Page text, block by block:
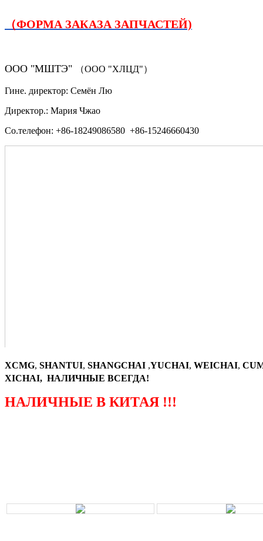
（ФОРМА ЗАКАЗА ЗАПЧАСТЕЙ)
ООО "МШТЭ" （ООО "ХЛЦД"）
Гине. директор: Семён Лю
Директор.: Мария Чжао
Со.телефон: +86-18249086580 +86-15246660430
XCMG, SHANTUI, SHANGCHAI ,YUCHAI, WEICHAI,
XICHAI, НАЛИЧНЫЕ ВСЕГДА!
НАЛИЧНЫЕ В КИТАЯ !!!